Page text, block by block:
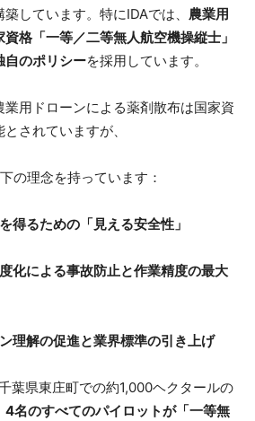
しています。特にIDAでは、 農業用
格「一等／二等無人航空機操縦士」
自のポリシーを採用しています。
用ドローンによる薬剤散布は国家資
されていますが、
の理念を持っています：
得るための「見える安全性」
化による事故防止と作業精度の最大
理解の促進と業界標準の引き上げ
葉県東庄町での約1,000ヘクタールの
4名のすべてのパイロットが「一等無